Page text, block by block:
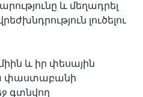
և մեղադրել
լուծելու
և իր փեսային
փաստաբանի
գտնվող